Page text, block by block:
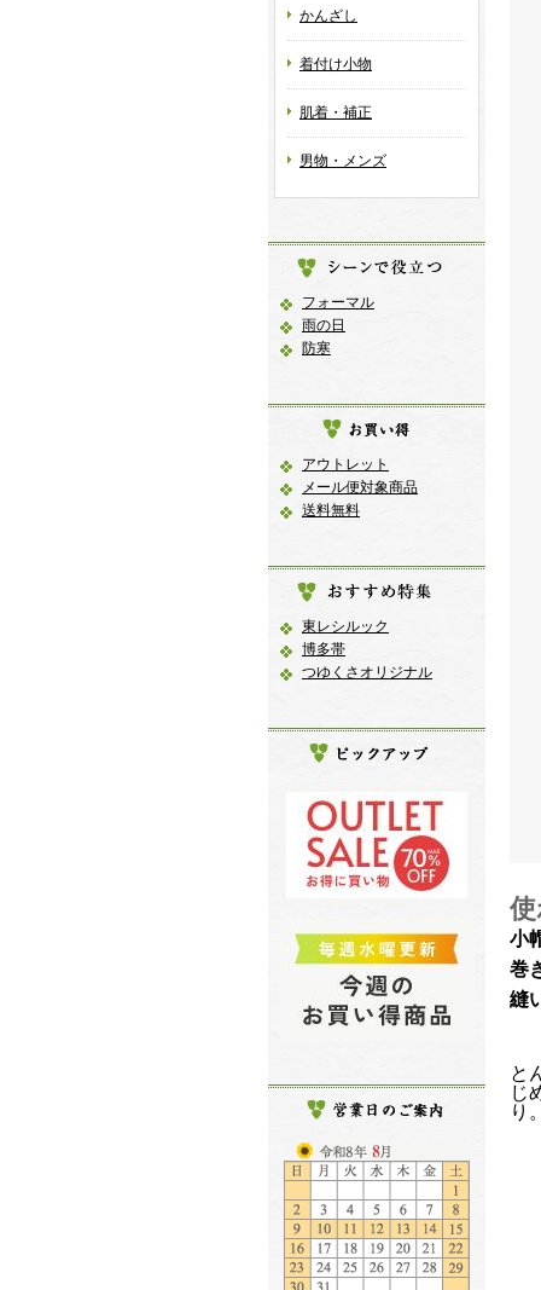
かんざし
着付け小物
肌着・補正
男物・メンズ
フォーマル
雨の日
防寒
アウトレット
メール便対象商品
送料無料
東レシルック
博多帯
つゆくさオリジナル
小
巻
縫
と
じ
り